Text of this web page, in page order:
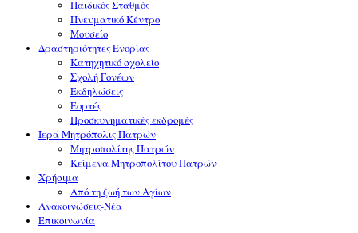
Παιδικός Σταθμός
Πνευματικό Κέντρο
Μουσείο
Δραστηριότητες Ενορίας
Κατηχητικό σχολείο
Σχολή Γονέων
Εκδηλώσεις
Εορτές
Προσκυνηματικές εκδρομές
Ιερά Μητρόπολις Πατρών
Μητροπολίτης Πατρών
Κείμενα Μητροπολίτου Πατρών
Χρήσιμα
Από τη ζωή των Αγίων
Ανακοινώσεις-Νέα
Επικοινωνία